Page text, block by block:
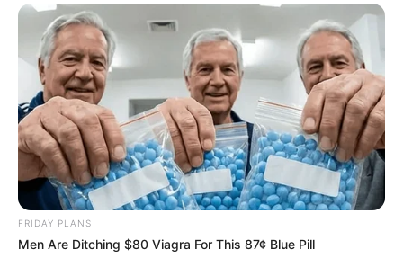
FRIDAY PLANS
Men Are Ditching $80 Viagra For This 87¢ Blue Pill